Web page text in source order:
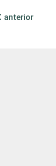
anterior